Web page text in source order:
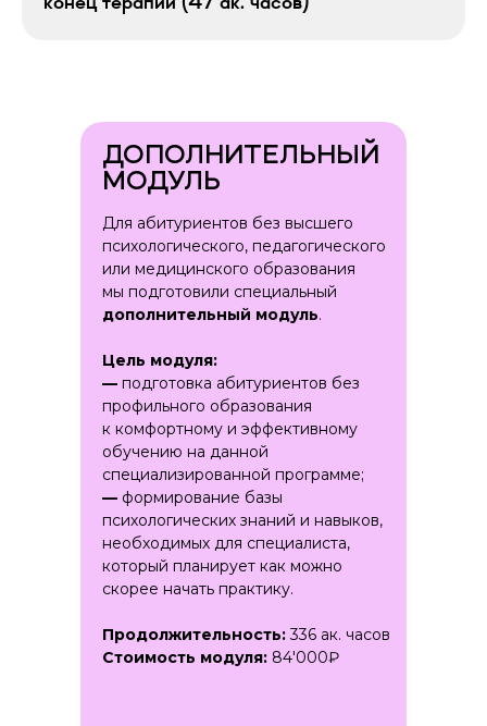
ДОПОЛНИТЕЛЬНЫЙ
МОДУЛЬ
Для абитуриентов без высшего
психологического, педагогического
или медицинского образования
мы подготовили специальный
дополнительный модуль.
Цель модуля:
— подготовка абитуриентов без
профильного образования
к комфортному и эффективному
обучению на данной
специализированной программе;
— формирование базы
психологических знаний и навыков,
необходимых для специалиста,
который планирует как можно
скорее начать практику.
Продолжительность:336 ак. часов
Стоимость модуля: 84'000₽
смотреть в записи.
Доступ к материалам
Все лекции доступны на учебном
портале. Вы можете пересмотреть
видеоматериал или обратиться
к куратору, который всегда на связи!
Современный формат
Мы предоставим вам собственную
интеллектуальную платформу
с виртуальными классами и живое
общение с преподавателями
и сокурсниками.
Преподаватели-практики
Которые являются действующими
психологами и поделятся своими
консультирования